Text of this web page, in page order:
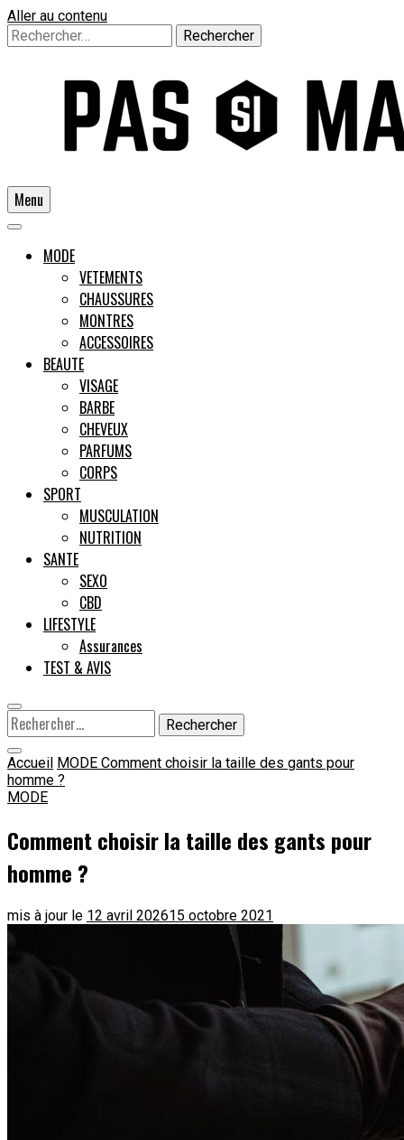
Aller au contenu
Rechercher :
Pas si
Male
Un guide pour l'homme moderne
Menu
MODE
VETEMENTS
CHAUSSURES
MONTRES
ACCESSOIRES
BEAUTE
VISAGE
BARBE
CHEVEUX
PARFUMS
CORPS
SPORT
MUSCULATION
NUTRITION
SANTE
SEXO
CBD
LIFESTYLE
Assurances
TEST & AVIS
Rechercher :
Accueil MODE Comment choisir la taille des gants pour
homme ?
MODE
Comment choisir la taille des gants pour
homme ?
mis à jour le 12 avril 202615 octobre 2021